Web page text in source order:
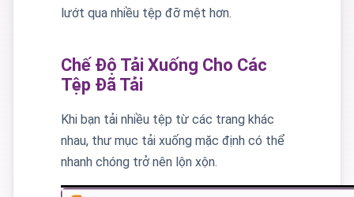
lướt qua nhiều tệp đỡ mệt hơn.
Chế Độ Tải Xuống Cho Các
Tệp Đã Tải
Khi bạn tải nhiều tệp từ các trang khác
nhau, thư mục tải xuống mặc định có thể
nhanh chóng trở nên lộn xộn.